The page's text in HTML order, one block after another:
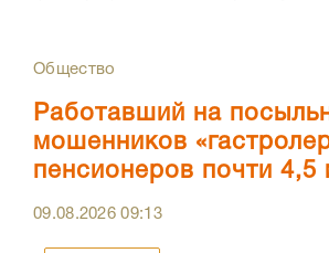
Общество
Работавший на
мошенников
пенсионеров почти 4,5
09.08.202609:13